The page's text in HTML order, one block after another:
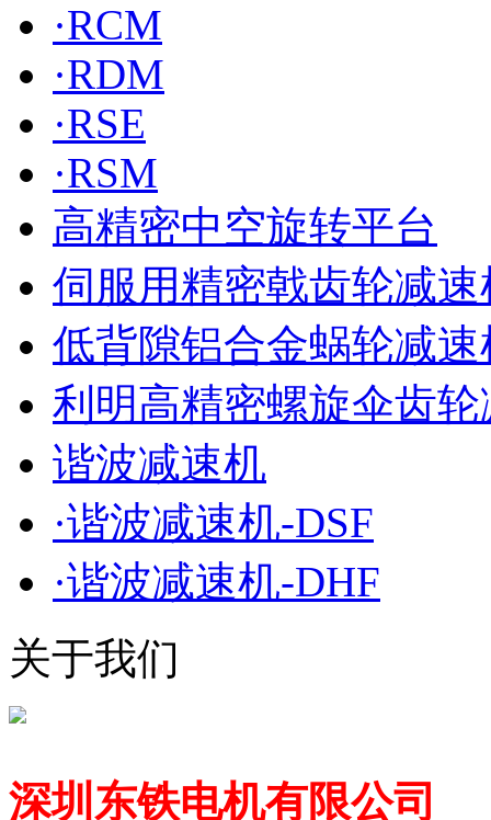
·RCM
·RDM
·RSE
·RSM
高精密中空旋转平台
伺服用精密戟齿轮减
低背隙铝合金蜗轮减速
利明高精密螺旋伞齿
谐波减速机
·谐波减速机-DSF
·谐波减速机-DHF
关于我们
深圳东铁电机有限公司